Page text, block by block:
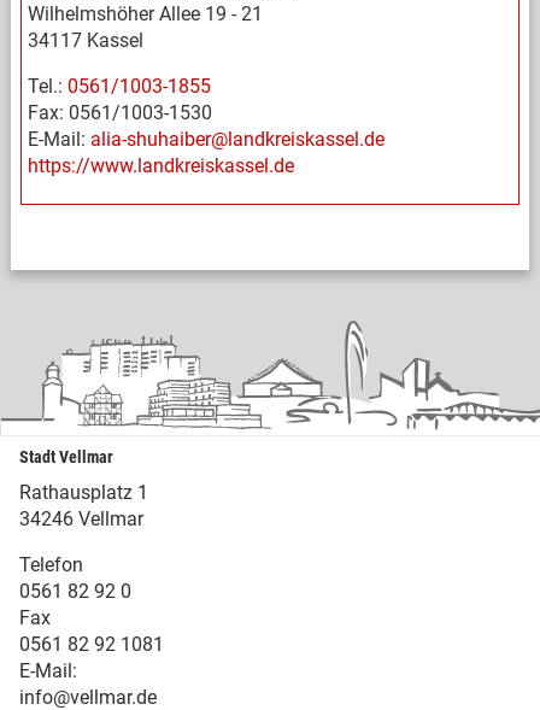
Wilhelmshöher Allee 19 - 21
34117 Kassel
Tel.: 0561/1003-1855
Fax: 0561/1003-1530
E-Mail: alia-shuhaiber@landkreiskassel.de
https://www.landkreiskassel.de
Stadt Vellmar
Rathausplatz 1
34246 Vellmar
Telefon
0561 82 92 0
Fax
0561 82 92 1081
E-Mail:
info@vellmar.de